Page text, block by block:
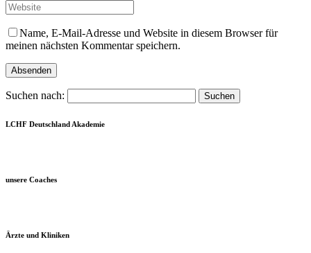
Name, E-Mail-Adresse und Website in diesem Browser für
meinen nächsten Kommentar speichern.
Suchen nach:
LCHF Deutschland Akademie
unsere Coaches
Ärzte und Kliniken